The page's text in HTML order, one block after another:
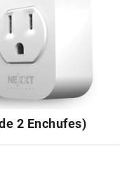
2 Enchufes)